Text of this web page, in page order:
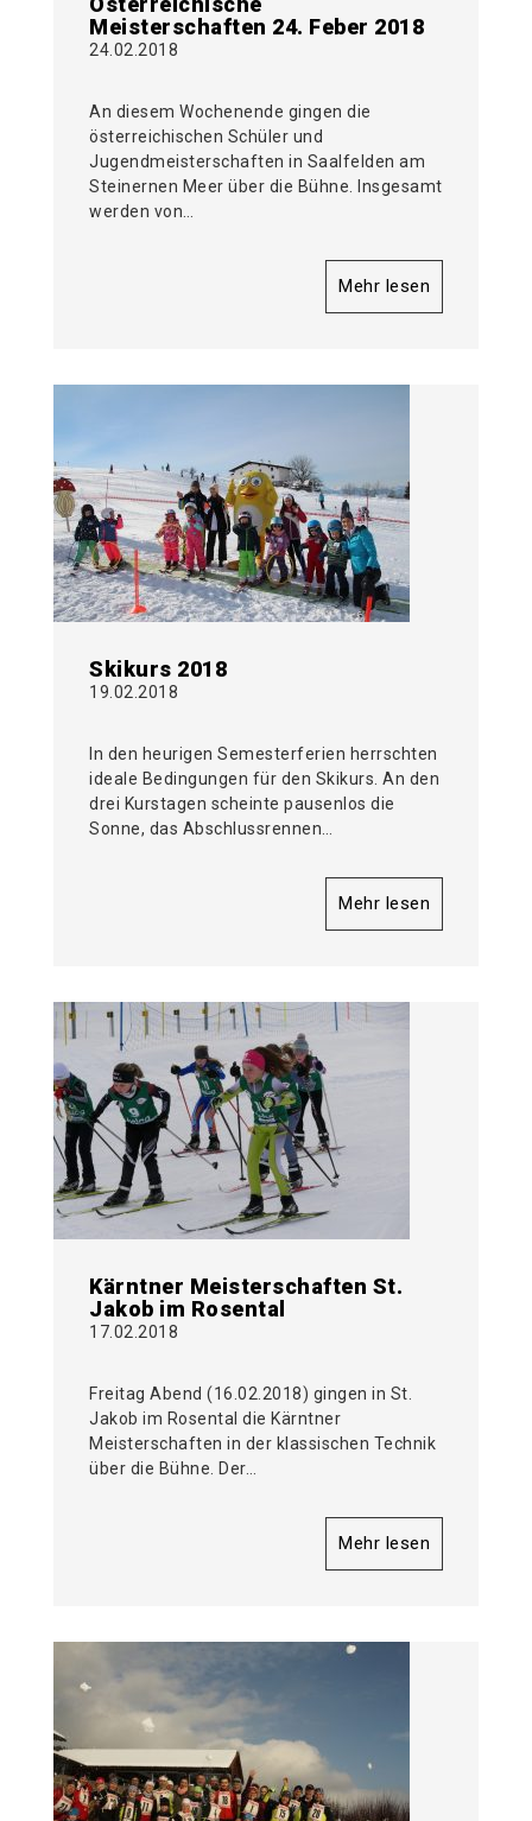
Meisterschaften 24. Feber 2018
24.02.2018
An diesem Wochenende gingen die
österreichischen Schüler und
Jugendmeisterschaften in Saalfelden am
Steinernen Meer über die Bühne. Insgesamt
werden von…
Mehr lesen
Skikurs 2018
19.02.2018
In den heurigen Semesterferien herrschten
ideale Bedingungen für den Skikurs. An den
drei Kurstagen scheinte pausenlos die
Sonne, das Abschlussrennen…
Mehr lesen
Kärntner Meisterschaften St.
Jakob im Rosental
17.02.2018
Freitag Abend (16.02.2018) gingen in St.
Jakob im Rosental die Kärntner
Meisterschaften in der klassischen Technik
über die Bühne. Der…
Mehr lesen